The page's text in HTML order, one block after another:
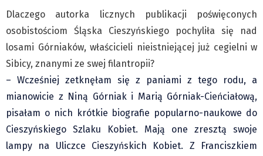
Recenzje
Pop Art
Wydarzenia
Nasze biblioteki
Publicystyka
Zdaniem...
Pre-teksty i kon-teksty Łęckiego
Na posiónku pisane Milerskiego (archiwum)
Dlaczego autorka licznych publikacji poświęconych
osobistościom Śląska Cieszyńskiego pochyliła się nad
losami Górniaków, właścicieli nieistniejącej już cegielni w
Sibicy, znanymi ze swej filantropii?
– Wcześniej zetknęłam się z paniami z tego rodu, a
mianowicie z Niną Górniak i Marią Górniak-Cieńciałową,
pisałam o nich krótkie biografie popularno-naukowe do
Cieszyńskiego Szlaku Kobiet. Mają one zresztą swoje
lampy na Uliczce Cieszyńskich Kobiet. Z Franciszkiem